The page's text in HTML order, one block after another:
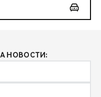
НОВОСТИ: